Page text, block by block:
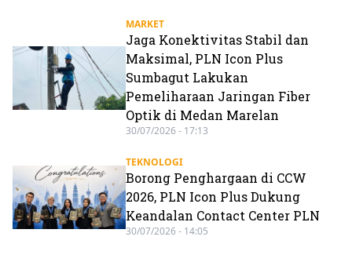
MARKET
Jaga Konektivitas Stabil dan
Maksimal, PLN Icon Plus
Sumbagut Lakukan
Pemeliharaan Jaringan Fiber
Optik di Medan Marelan
30/07/2026 - 17:13
TEKNOLOGI
Borong Penghargaan di CCW
2026, PLN Icon Plus Dukung
Keandalan Contact Center PLN
30/07/2026 - 14:05